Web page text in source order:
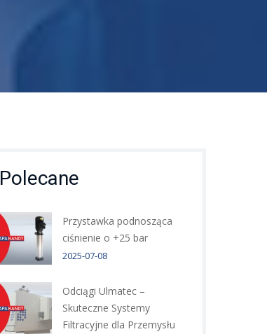
Polecane
Przystawka podnosząca
ciśnienie o +25 bar
2025-07-08
Odciągi Ulmatec –
Skuteczne Systemy
Filtracyjne dla Przemysłu